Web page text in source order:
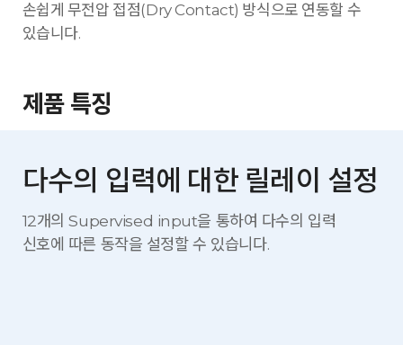
손쉽게 무전압 접점(Dry Contact) 방식으로 연동할 수
있습니다.
제품 특징
다수의 입력에 대한 릴레이 설정
12개의 Supervised input을 통하여 다수의 입력
신호에 따른 동작을 설정할 수 있습니다.